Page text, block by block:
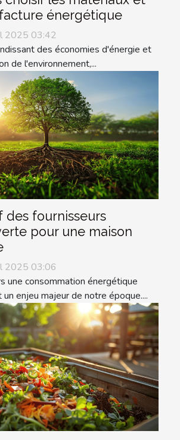
énergétique
2025 03:42
des économies d'énergie et
de l'environnement,...
des fournisseurs
pour une maison
2025 03:06
une consommation énergétique
enjeu majeur de notre époque....